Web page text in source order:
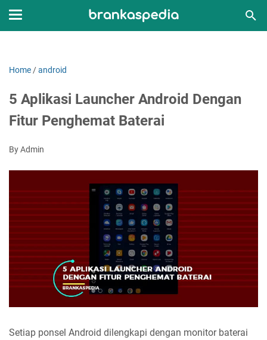
Home /android
5 Aplikasi Launcher Android Dengan
Fitur Penghemat Baterai
By Admin
Setiap ponsel Android dilengkapi dengan monitor baterai